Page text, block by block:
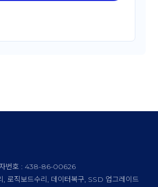
번호 : 438-86-00626
, 로직보드수리, 데이터복구, SSD 업그레이드